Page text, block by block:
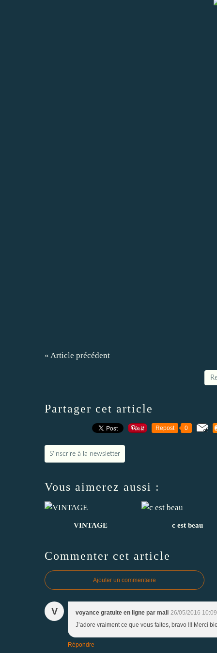
« Article précédent
Partager cet article
Repost 0
S'inscrire à la newsletter
Vous aimerez aussi :
VINTAGE c est beau
Commenter cet article
Ajouter un commentaire
V voyance gratuite en ligne par mail 26/05/2016 10:09
J’adore vraiment ce que vous faites, bravo !!! Merci
Répondre